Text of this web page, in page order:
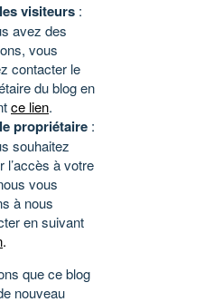
visiteurs :
avez des
vous
contacter le
du blog en
ce lien.
propriétaire :
souhaitez
l’accès à votre
vous
à nous
en suivant
.
que ce blog
nouveau